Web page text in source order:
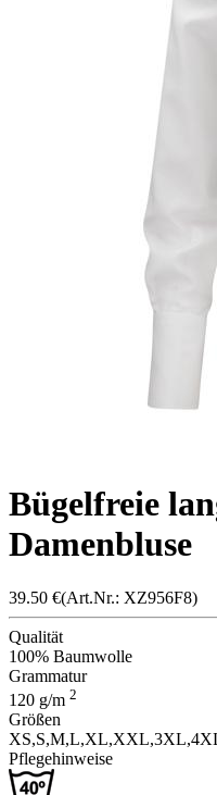
Bügelfreie
Damenbluse
39.50 €(Art.Nr.: XZ956F8)
Qualität
100% Baumwolle
Grammatur
120 g/m 2
Größen
XS,S,M,L,XL,XXL,3XL,
Pflegehinweise